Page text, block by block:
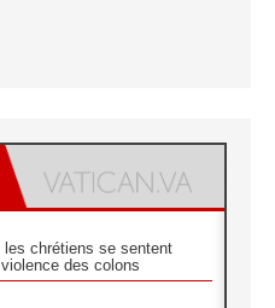
les chrétiens se sentent
des colons